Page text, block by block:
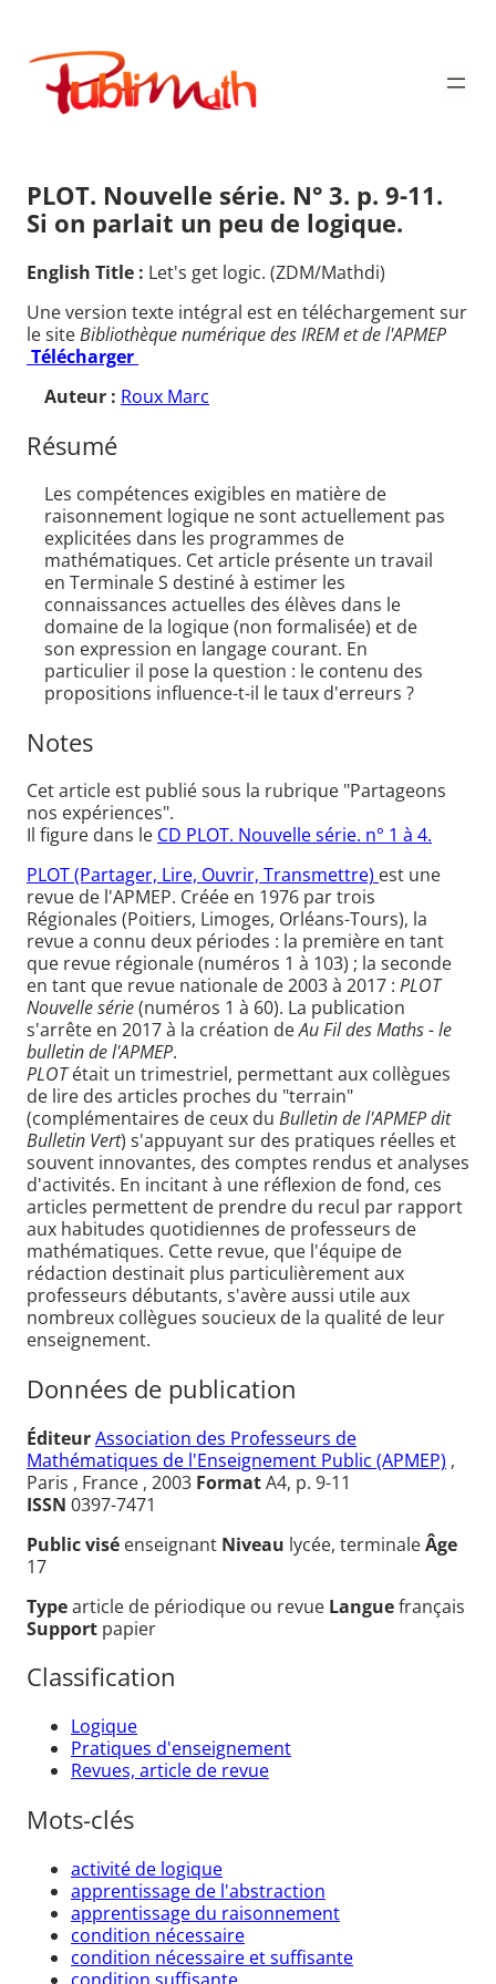
contenu
Publimath
PLOT. Nouvelle série. N° 3. p. 9-11.
Si on parlait un peu de logique.
English Title : Let's get logic. (ZDM/Mathdi)
Une version texte intégral est en téléchargement sur
le siteBibliothèque numérique des IREM et de l'APMEP
Télécharger
Auteur : Roux Marc
Résumé
Les compétences exigibles en matière de
raisonnement logique ne sont actuellement pas
explicitées dans les programmes de
mathématiques. Cet article présente un travail
en Terminale S destiné à estimer les
connaissances actuelles des élèves dans le
domaine de la logique (non formalisée) et de
son expression en langage courant. En
particulier il pose la question : le contenu des
propositions influence-t-il le taux d'erreurs ?
Notes
Cet article est publié sous la rubrique "Partageons
nos expériences".
Il figure dans le CD PLOT. Nouvelle série. n° 1 à 4.
PLOT (Partager, Lire, Ouvrir, Transmettre) est une
revue de l'APMEP. Créée en 1976 par trois
Régionales (Poitiers, Limoges, Orléans-Tours), la
revue a connu deux périodes : la première en tant
que revue régionale (numéros 1 à 103) ; la seconde
en tant que revue nationale de 2003 à 2017 : PLOT
Nouvelle série(numéros 1 à 60). La publication
s'arrête en 2017 à la création deAu Fil des Maths - le
bulletin de l'APMEP.
PLOTétait un trimestriel, permettant aux collègues
de lire des articles proches du "terrain"
(complémentaires de ceux du Bulletin de l'APMEP dit
Bulletin Vert) s'appuyant sur des pratiques réelles et
souvent innovantes, des comptes rendus et analyses
d'activités. En incitant à une réflexion de fond, ces
articles permettent de prendre du recul par rapport
aux habitudes quotidiennes de professeurs de
mathématiques. Cette revue, que l'équipe de
rédaction destinait plus particulièrement aux
professeurs débutants, s'avère aussi utile aux
nombreux collègues soucieux de la qualité de leur
enseignement.
Données de publication
ÉditeurAssociation des Professeurs de
Mathématiques de l'Enseignement Public (APMEP) ,
Paris , France , 2003 FormatA4, p. 9-11
ISSN 0397-7471
Public visé enseignant Niveau lycée, terminaleÂge
17
Typearticle de périodique ou revue Languefrançais
Support papier
Classification
Logique
Pratiques d'enseignement
Revues, article de revue
Mots-clés
activité de logique
apprentissage de l'abstraction
apprentissage du raisonnement
condition nécessaire
condition nécessaire et suffisante